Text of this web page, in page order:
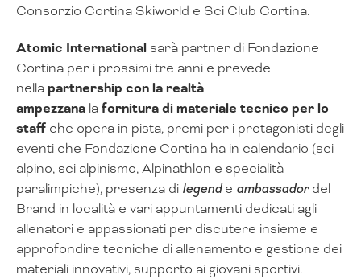
Consorzio Cortina Skiworld e Sci Club Cortina.
Atomic International sarà partner di Fondazione
Cortina per i prossimi tre anni e prevede
nellapartnership con la realtà
ampezzana lafornitura di materiale tecnico per lo
staff che opera in pista, premi per i protagonisti degli
eventi che Fondazione Cortina ha in calendario (sci
alpino, sci alpinismo, Alpinathlon e specialità
paralimpiche), presenza di legende ambassadordel
Brand in località e vari appuntamenti dedicati agli
allenatori e appassionati per discutere insieme e
approfondire tecniche di allenamento e gestione dei
materiali innovativi, supporto ai giovani sportivi.